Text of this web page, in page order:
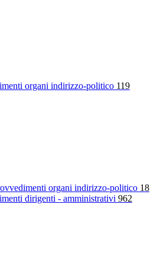
organi indirizzo-politico 119
organi indirizzo-politico 18
dirigenti - amministrativi 962